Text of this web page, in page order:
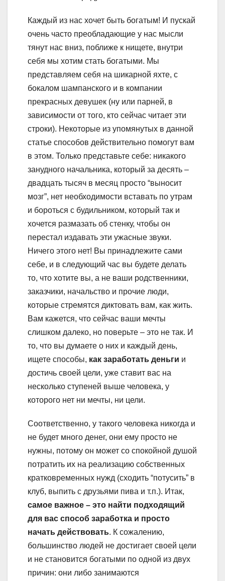
Каждый из нас хочет быть богатым! И пускай
очень часто преобладающие у нас мысли
тянут нас вниз, поближе к нищете, внутри
себя мы хотим стать богатыми. Мы
представляем себя на шикарной яхте, с
бокалом шампанского и в компании
прекрасных девушек (ну или парней, в
зависимости от того, кто сейчас читает эти
строки). Некоторые из упомянутых в данной
статье способов действительно помогут вам
в этом. Только представьте себе: никакого
занудного начальника, который за десять –
двадцать тысяч в месяц просто “выносит
мозг”, нет необходимости вставать по утрам
и бороться с будильником, который так и
хочется размазать об стенку, чтобы он
перестал издавать эти ужасные звуки.
Ничего этого нет! Вы принадлежите сами
себе, и в следующий час вы будете делать
то, что хотите вы, а не ваши родственники,
заказчики, начальство и прочие люди,
которые стремятся диктовать вам, как жить.
Вам кажется, что сейчас ваши мечты
слишком далеко, но поверьте – это не так. И
то, что вы думаете о них и каждый день,
ищете способы, как заработать деньги и
достичь своей цели, уже ставит вас на
несколько ступеней выше человека, у
которого нет ни мечты, ни цели.
Соответственно, у такого человека никогда и
не будет много денег, они ему просто не
нужны, потому он может со спокойной душой
потратить их на реализацию собственных
кратковременных нужд (сходить “потусить” в
клуб, выпить с друзьями пива и т.п.). Итак,
самое важное – это найти подходящий
для вас способ заработка и просто
начать действовать. К сожалению,
большинство людей не достигает своей цели
и не становится богатыми по одной из двух
причин: они либо занимаются